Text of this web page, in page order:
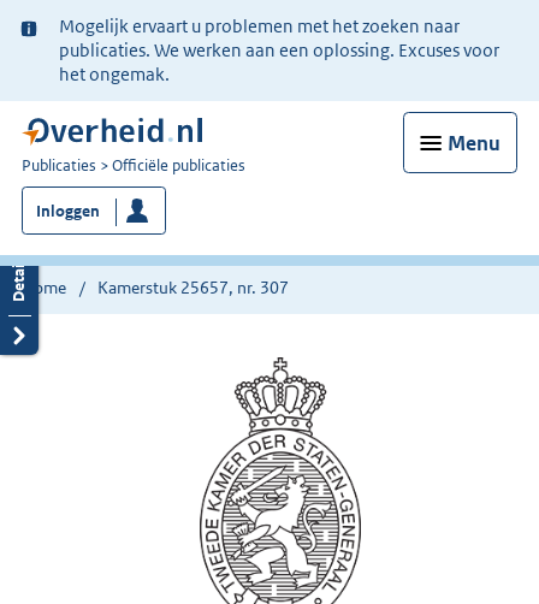
Ter
informatie:
Mogelijk ervaart u problemen met het zoeken naar
publicaties. We werken aan een oplossing. Excuses voor
het ongemak.
Menu
U
bent
nu
hier:
Publicaties Officiële publicaties
Inloggen
Home Kamerstuk 25657, nr. 307